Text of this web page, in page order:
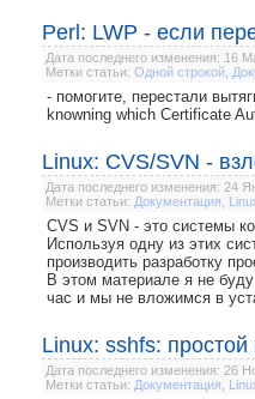
Perl: LWP - если
Дата последнего изменения: 16
Метки статьи: Одной строкой
- помогите, перестали
knowning which Certificate
Linux: CVS/SVN -
Дата последнего изменения: 24
Метки статьи: Документация
CVS и SVN - это системы
Используя одну из этих
производить разработку
В этом материале я не
час и мы не вложимся в
Linux: sshfs:
Дата последнего изменения: 26
Метки статьи: Документация